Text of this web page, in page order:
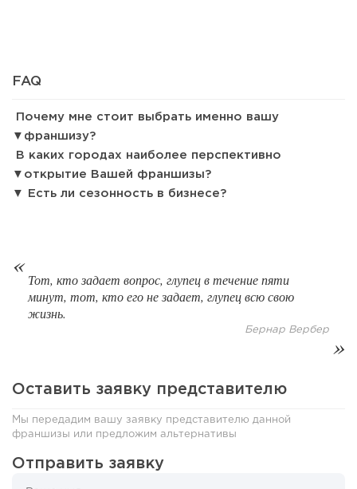
открытия заведения
100 0
Coffee Way приступил к масштабированию собственной
FAQ
Почему мне стоит выбрать именно вашу
франшизу?
В каких городах наиболее перспективно
открытие Вашей франшизы?
Есть ли сезонность в бизнесе?
Тот, кто задает вопрос, глупец в течение пяти
минут, тот, кто его не задает, глупец всю свою
жизнь.
Бернар Вербер
Оставить заявку представителю
Мы передадим вашу заявку представителю данной
франшизы или предложим альтернативы
Отправить заявку